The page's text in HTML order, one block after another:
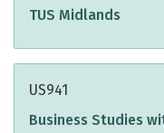
TUS Midlands
US941
Business Studies